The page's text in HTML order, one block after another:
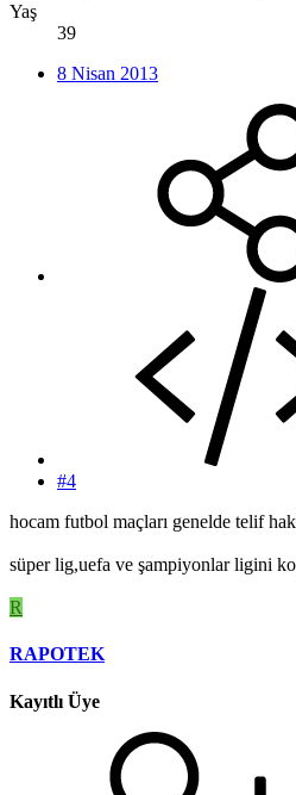
Yaş
39
8 Nisan 2013
#4
hocam futbol maçları genelde telif
süper lig,uefa ve şampiyonlar ligini
R
RAPOTEK
Kayıtlı Üye